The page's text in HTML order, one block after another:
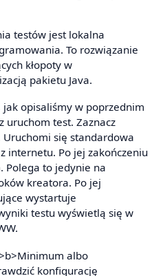
testów jest lokalna
To rozwiązanie
kłopoty w
pakietu Java.
opisaliśmy w poprzednim
uruchom test. Zaznacz
Uruchomi się standardowa
internetu. Po jej zakończeniu
Polega to jedynie na
kreatora. Po jej
wystartuje
testu wyświetlą się w
albo
konfigurację